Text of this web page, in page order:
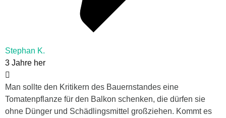
Stephan K.
3 Jahre her
Man sollte den Kritikern des Bauernstandes eine
Tomatenpflanze für den Balkon schenken, die dürfen sie
ohne Dünger und Schädlingsmittel großziehen. Kommt es